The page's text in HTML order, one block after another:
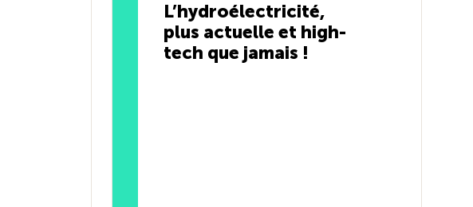
L’hydroélectricité,
plus actuelle et high-
tech que jamais !